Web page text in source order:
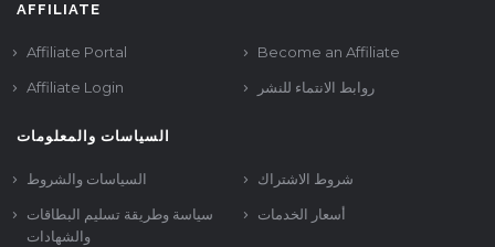
AFFILIATE
Affiliate Portal
Become an Affiliate
Affiliate Login
روابط الانتماء للنشر
السياسات والمعلومات
السياسات والشروط
شروط الاشتراك
سياسة وطريقة تسليم البطاقات
والشهادات
أسعار الخدمات